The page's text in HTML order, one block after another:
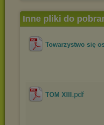
Inne pliki do
Towarzystwo się
TOM XIII .pdf